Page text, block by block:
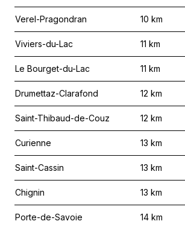
Verel-Pragondran 10 km
Viviers-du-Lac 11 km
Le Bourget-du-Lac 11 km
Drumettaz-Clarafond 12 km
Saint-Thibaud-de-Couz 12 km
Curienne 13 km
Saint-Cassin 13 km
Chignin 13 km
Porte-de-Savoie 14 km